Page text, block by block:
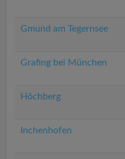
Gmund am Tegernsee
Grafing bei München
Höchberg
Inchenhofen